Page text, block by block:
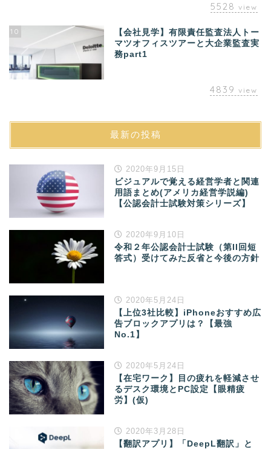
5528 view
10
【会社見学】有限責任監査法人トー
マツオフィスツアーと大企業監査実
務part1
4839 view
最新の投稿
2020年9月15日
ビジュアルで覚える経営学者と関連
用語まとめ(アメリカ経営学説編)
【公認会計士試験対策シリーズ】
2020年9月10日
令和２年公認会計士試験（第II回短
答式）受けてみた反省と今後の方針
2020年5月24日
【上位3社比較】iPhoneおすすめ広
告ブロックアプリは？【最強
No.1】
2020年5月24日
【在宅ワーク】目の疲れを軽減させ
るデスク環境とPC設定【眼精疲
労】(仮)
2020年3月28日
【翻訳アプリ】「DeepL翻訳」と